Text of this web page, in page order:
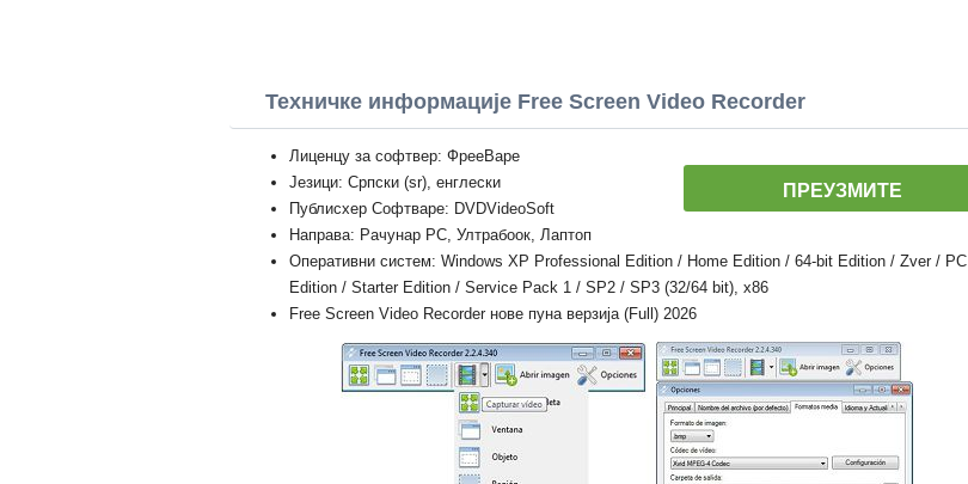
Техничке информације Free Screen Video Recorder
ПРЕУЗМИТЕ
Лиценцу за софтвер: ФрееВаре
Језици: Српски (sr), енглески
Публисхер Софтваре: DVDVideoSoft
Направа: Рачунар PC, Ултрабоок, Лаптоп
Оперативни систем: Windows XP Professional Edition / Home Edition / 64-bit Edition / Zver / PC
Edition / Starter Edition / Service Pack 1 / SP2 / SP3 (32/64 bit), x86
Free Screen Video Recorder нове пуна верзија (Full) 2026